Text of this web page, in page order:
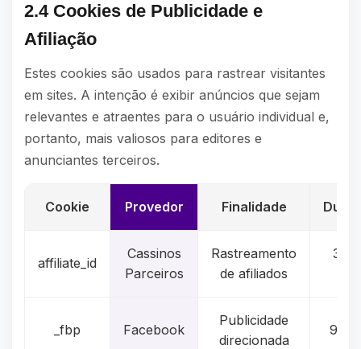
2.4 Cookies de Publicidade e
Afiliação
Estes cookies são usados para rastrear visitantes
em sites. A intenção é exibir anúncios que sejam
relevantes e atraentes para o usuário individual e,
portanto, mais valiosos para editores e
anunciantes terceiros.
Cookie Provedor Finalidade
affiliate_id
Cassinos
Parceiros
Rastreamento
de afiliados
30-
_fbp Facebook
Publicidade
direcionada
90